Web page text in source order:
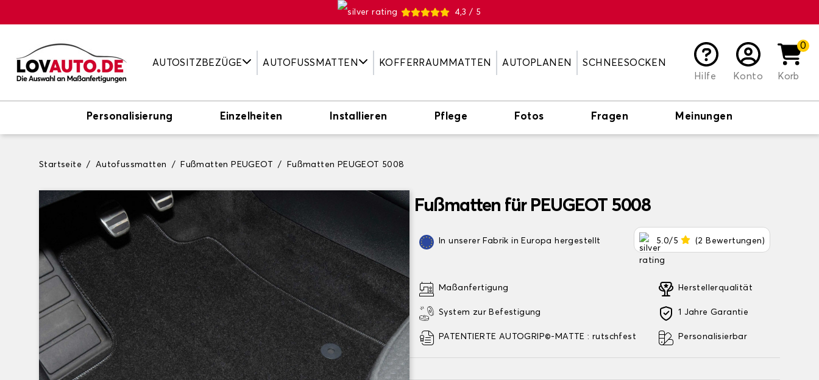
4,3 / 5
AUTOSITZBEZÜGE AUTOFUSSMATTEN KOFFERRAUMMATTEN AUTOPLANEN
SCHNEESOCKEN
Hilfe
Konto
0
Korb
Personalisierung Einzelheiten Installieren Pflege Fotos Fragen Meinungen
Startseite Autofussmatten Fußmatten PEUGEOT Fußmatten PEUGEOT 5008
Fußmatten für PEUGEOT 5008
In unserer Fabrik in Europa hergestellt 5.0/5 (2 Bewertungen)
Maßanfertigung
System zur Befestigung
PATENTIERTE AUTOGRIP©-MATTE : rutschfest
Herstellerqualität
1 Jahre Garantie
Personalisierbar